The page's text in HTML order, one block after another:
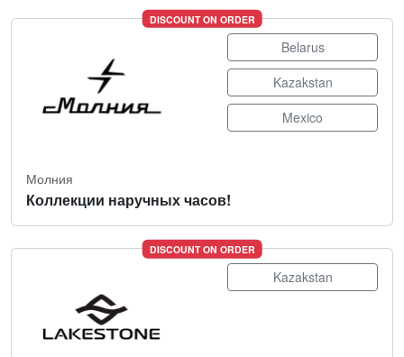
DISCOUNT ON ORDER
Belarus
Kazakstan
Mexico
Молния
Коллекции наручных часов!
DISCOUNT ON ORDER
Kazakstan